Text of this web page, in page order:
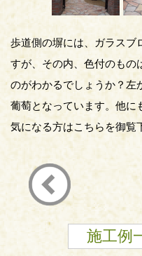
歩道側の塀には、ガラスブ
すが、その内、色付のもの
のがわかるでしょうか？左
葡萄となっています。他に
気になる方はこちらを御覧
施工例